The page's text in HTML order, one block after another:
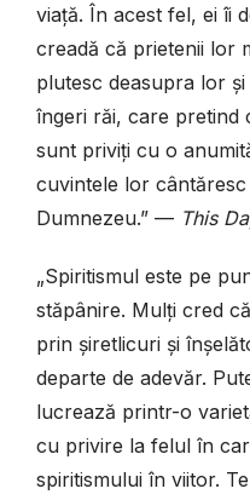
viață. În acest fel, ei îi
creadă că prietenii lor
plutesc deasupra lor
îngeri răi, care pretind
sunt priviți cu o
cuvintele lor
Dumnezeu.” — This
„Spiritismul este pe
stăpânire. Mulți cred
prin șiretlicuri și
departe de adevăr.
lucrează printr-o
cu privire la felul în
spiritismului în viitor.